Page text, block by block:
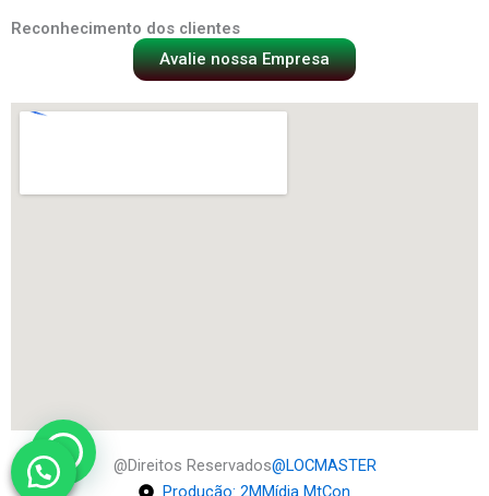
Reconhecimento dos clientes
Avalie nossa Empresa
@Direitos Reservados@LOCMASTER
Produção: 2MMídia MtCon